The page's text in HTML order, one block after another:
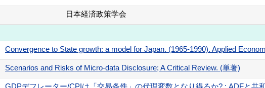
日本経済政策学会
Convergence to State growth: a model for Japan. (1965-1990). Applied
Scenarios and Risks of Micro-data Disclosure; A Critical Review. (単著)
GDPデフレーター/CPIは「交易条件」の代理変数となり得るか? : ADFと共